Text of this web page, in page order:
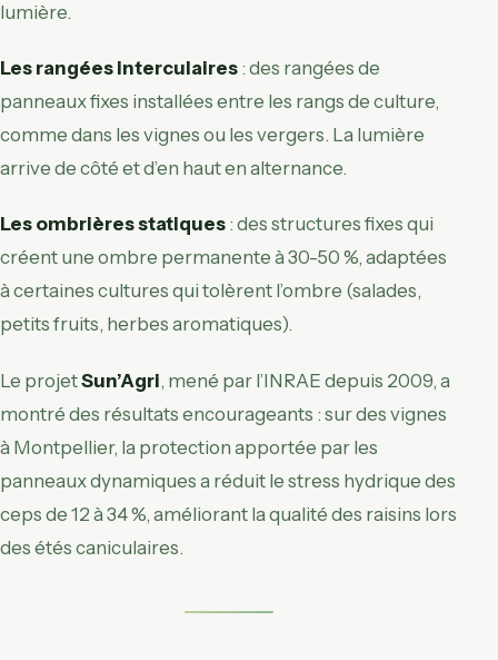
lumière.
Les rangées interculaires : des rangées de
panneaux fixes installées entre les rangs de culture,
comme dans les vignes ou les vergers. La lumière
arrive de côté et d’en haut en alternance.
Les ombrières statiques : des structures fixes qui
créent une ombre permanente à 30-50 %, adaptées
à certaines cultures qui tolèrent l’ombre (salades,
petits fruits, herbes aromatiques).
Le projetSun’Agri, mené par l’INRAE depuis 2009, a
montré des résultats encourageants : sur des vignes
à Montpellier, la protection apportée par les
panneaux dynamiques a réduit le stress hydrique des
ceps de 12 à 34 %, améliorant la qualité des raisins lors
des étés caniculaires.